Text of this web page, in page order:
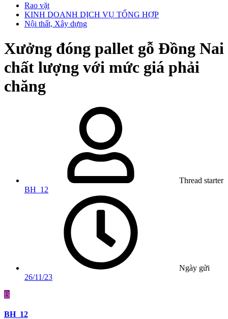
Rao vặt
KINH DOANH DỊCH VỤ TỔNG HỢP
Nội thất, Xây dựng
Xưởng đóng pallet gỗ Đồng Nai
chất lượng với mức giá phải
chăng
Thread starter
BH_12
Ngày gửi
26/11/23
B
BH_12